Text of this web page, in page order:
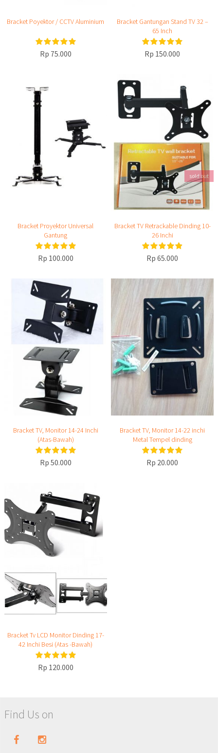
Bracket Poyektor / CCTV Aluminium
Rp 75.000
Bracket Gantungan Stand TV 32 –
65 Inch
Rp 150.000
Bracket Proyektor Universal
Gantung
Rp 100.000
sold out
Bracket TV Retrackable Dinding 10-
26 Inchi
Rp 65.000
Bracket TV, Monitor 14-24 Inchi
(Atas-Bawah)
Rp 50.000
Bracket TV, Monitor 14-22 inchi
Metal Tempel dinding
Rp 20.000
Bracket Tv LCD Monitor Dinding 17-
42 Inchi Besi (Atas -Bawah)
Rp 120.000
Find Us on